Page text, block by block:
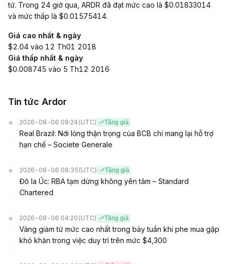
tử. Trong 24 giờ qua, ARDR đã đạt mức cao là $0.01833014
và mức thấp là $0.01575414.
Giá cao nhất & ngày
$2.04 vào 12 Th01 2018
Giá thấp nhất & ngày
$0.008745 vào 5 Th12 2016
Tin tức Ardor
2026-08-06 09:24 (UTC) Tăng giá
Real Brazil: Nới lỏng thận trọng của BCB chỉ mang lại hỗ trợ
hạn chế – Societe Generale
2026-08-06 08:35 (UTC) Tăng giá
Đô la Úc: RBA tạm dừng không yên tâm – Standard
Chartered
2026-08-06 04:20 (UTC) Tăng giá
Vàng giảm từ mức cao nhất trong bảy tuần khi phe mua gặp
khó khăn trong việc duy trì trên mức $4,300